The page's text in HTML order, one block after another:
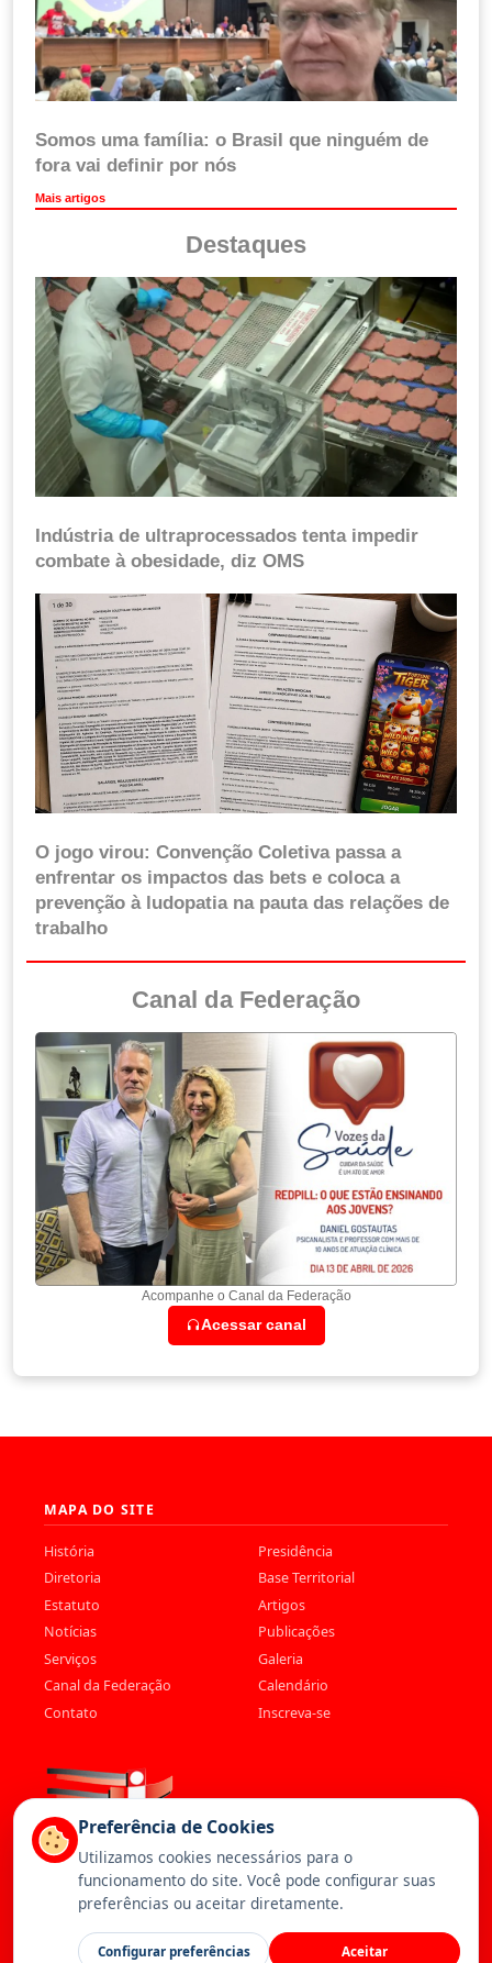
Somos uma família: o Brasil que ninguém de
fora vai definir por nós
Mais artigos
Destaques
Indústria de ultraprocessados tenta impedir
combate à obesidade, diz OMS
O jogo virou: Convenção Coletiva passa a
enfrentar os impactos das bets e coloca a
prevenção à ludopatia na pauta das relações de
trabalho
Canal da Federação
Acompanhe o Canal da Federação
Acessar canal
MAPA DO SITE
História
Presidência
Diretoria
Base Territorial
Estatuto
Artigos
Notícias
Publicações
Serviços
Galeria
Canal da Federação
Calendário
Contato
Inscreva-se
© 2026 Federação dos Trabalhadores da Saúde. Todos os direitos
Preferência de Cookies
Utilizamos cookies necessários para o
funcionamento do site. Você pode configurar suas
preferências ou aceitar diretamente.
Configurar preferências Aceitar